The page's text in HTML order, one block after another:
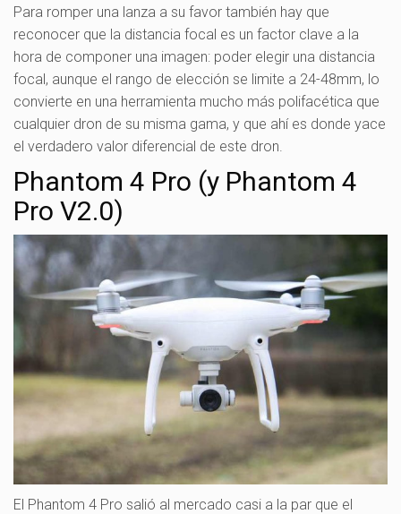
Para romper una lanza a su favor también hay que
reconocer que la distancia focal es un factor clave a la
hora de componer una imagen: poder elegir una distancia
focal, aunque el rango de elección se limite a 24-48mm, lo
convierte en una herramienta mucho más polifacética que
cualquier dron de su misma gama, y que ahí es donde yace
el verdadero valor diferencial de este dron.
Phantom 4 Pro (y Phantom 4
Pro V2.0)
El Phantom 4 Pro salió al mercado casi a la par que el